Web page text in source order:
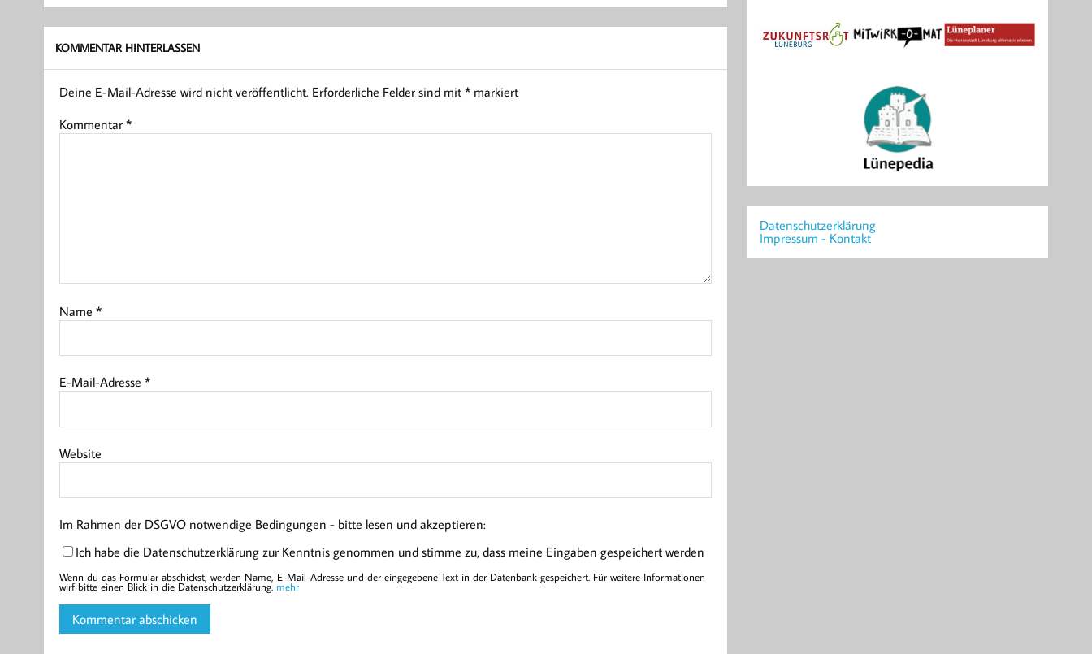
KOMMENTAR HINTERLASSEN
Deine E-Mail-Adresse wird nicht veröffentlicht. Erforderliche Felder sind mit *markiert
Kommentar *
Name *
E-Mail-Adresse *
Website
Im Rahmen der DSGVO notwendige Bedingungen - bitte lesen und akzeptieren:
Ich habe die Datenschutzerklärung zur Kenntnis genommen und stimme zu, dass meine Eingaben gespeichert werden
Wenn du das Formular abschickst, werden Name, E-Mail-Adresse und der eingegebene Text in der Datenbank gespeichert. Für weitere Informationen
wirf bitte einen Blick in die Datenschutzerklärung: mehr
Datenschutzerklärung
Impressum - Kontakt